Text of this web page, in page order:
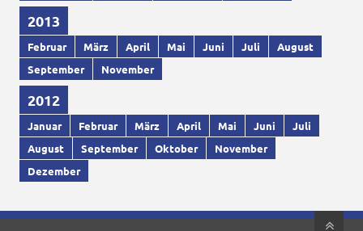
2013
Februar März April Mai Juni Juli
August
September
November
2012
Januar Februar März April Mai Juni
Juli
August
September Oktober
November
Dezember